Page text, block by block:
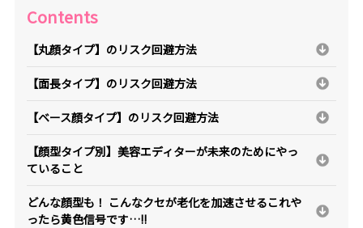
Contents
【丸顔タイプ】のリスク回避方法
【面長タイプ】のリスク回避方法
【ベース顔タイプ】のリスク回避方法
【顔型タイプ別】美容エディターが未来のためにやっ
ていること
どんな顔型も！ こんなクセが老化を加速させるこれや
ったら黄色信号です…!!